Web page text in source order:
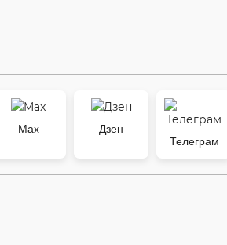
Max
Дзен
Телеграм